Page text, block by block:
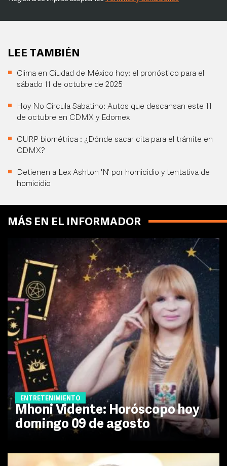
LEE TAMBIÉN
Clima en Ciudad de México hoy: el pronóstico para el
sábado 11 de octubre de 2025
Hoy No Circula Sabatino: Autos que descansan este 11
de octubre en CDMX y Edomex
CURP biométrica : ¿Dónde sacar cita para el trámite en
CDMX?
Detienen a Lex Ashton 'N' por homicidio y tentativa de
homicidio
MÁS EN EL INFORMADOR
ENTRETENIMIENTO
Mhoni Vidente: Horóscopo hoy
domingo 09 de agosto